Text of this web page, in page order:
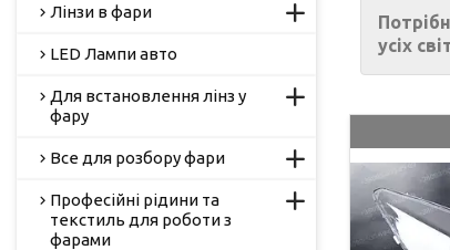
усіх
Лінзи в фари
LED Лампи авто
Для встановлення лінз у
фару
Все для розбору фари
Професійні рідини та
текстиль для роботи з
фарами